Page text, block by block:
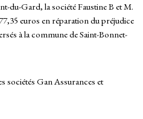
du-Gard, la société Faustine B et M.
euros en réparation du préjudice
à la commune de Saint-Bonnet-
sociétés Gan Assurances et